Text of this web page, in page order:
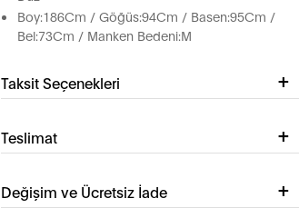
Boy:186Cm / Göğüs:94Cm / Basen:95Cm /
Bel:73Cm / Manken Bedeni:M
Taksit Seçenekleri
Teslimat
Değişim ve Ücretsiz İade